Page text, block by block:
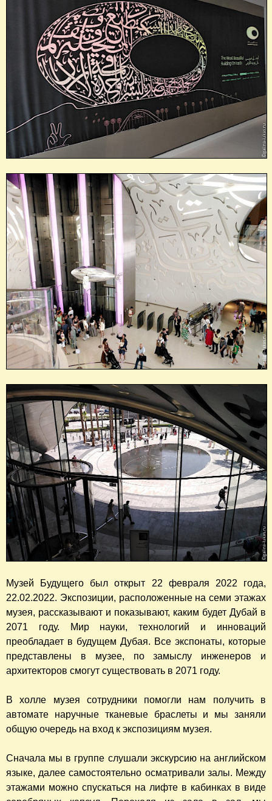
Музей Будущего был открыт 22 февраля 2022 года,
22.02.2022. Экспозиции, расположенные на семи этажах
музея, рассказывают и показывают, каким будет Дубай в
2071 году. Мир науки, технологий и инноваций
преобладает в будущем Дубая. Все экспонаты, которые
представлены в музее, по замыслу инженеров и
архитекторов смогут существовать в 2071 году.
В холле музея сотрудники помогли нам получить в
автомате наручные тканевые браслеты и мы заняли
общую очередь на вход к экспозициям музея.
Сначала мы в группе слушали экскурсию на английском
языке, далее самостоятельно осматривали залы. Между
этажами можно спускаться на лифте в кабинках в виде